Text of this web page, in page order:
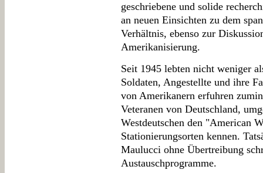
geschriebene und solide
an neuen Einsichten zu dem
Verhältnis, ebenso zur
Amerikanisierung.
Seit 1945 lebten nicht weniger
Soldaten, Angestellte und ihre
von Amerikanern erfuhren
Veteranen von Deutschland,
Westdeutschen den "American
Stationierungsorten kennen.
Maulucci ohne Übertreibung
Austauschprogramme.